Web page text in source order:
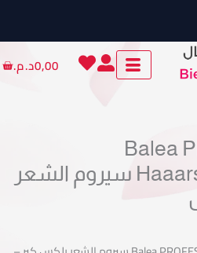
0,00د.م.Cart
Haaarserum Plex Care سيروم الشعر